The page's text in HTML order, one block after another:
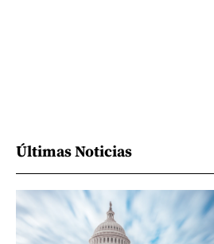
Últimas Noticias